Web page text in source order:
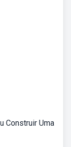
Construir Uma